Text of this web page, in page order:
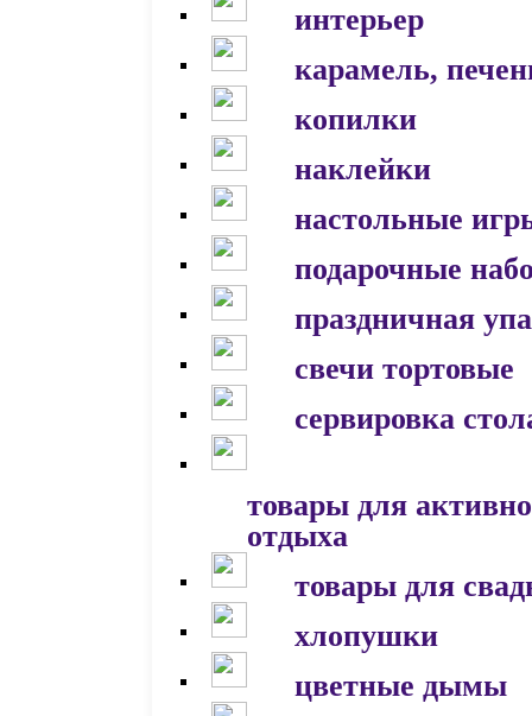
интерьер
карамель,
копилки
наклейки
настольные
подарочные
праздничная
свечи тортовые
сервировка
товары для
отдыха
товары для
хлопушки
цветные дымы